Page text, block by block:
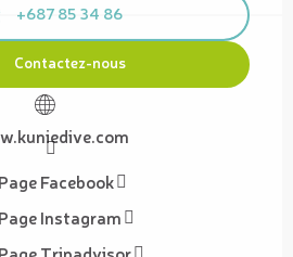
+687 85 34 86
Contactez-nous
Page Facebook
Page Instagram